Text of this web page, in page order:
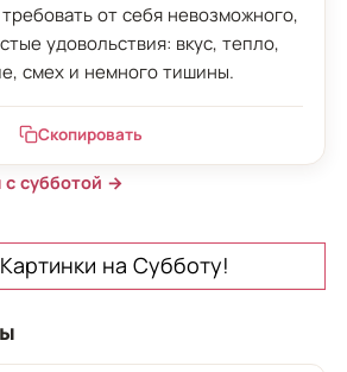
от себя невозможного,
удовольствия: вкус, тепло,
смех и немного тишины.
Скопировать
с субботой →
на Субботу!